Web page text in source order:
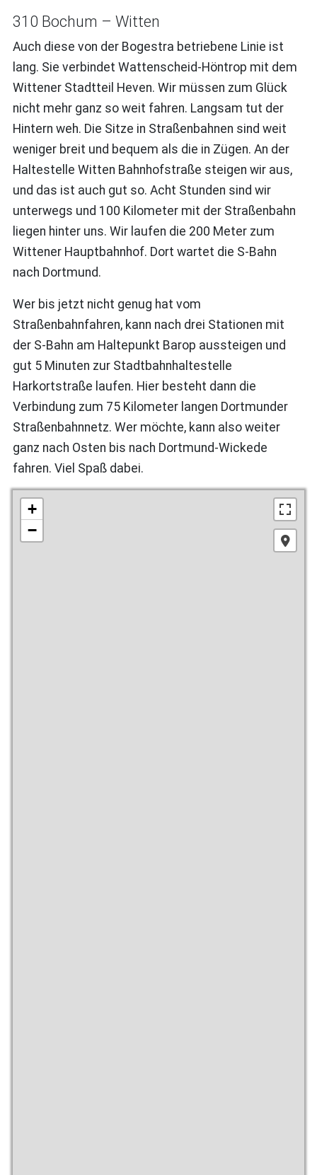
310 Bochum – Witten
Auch diese von der Bogestra betriebene Linie ist
lang. Sie verbindet Wattenscheid-Höntrop mit dem
Wittener Stadtteil Heven. Wir müssen zum Glück
nicht mehr ganz so weit fahren. Langsam tut der
Hintern weh. Die Sitze in Straßenbahnen sind weit
weniger breit und bequem als die in Zügen. An der
Haltestelle Witten Bahnhofstraße steigen wir aus,
und das ist auch gut so. Acht Stunden sind wir
unterwegs und 100 Kilometer mit der Straßenbahn
liegen hinter uns. Wir laufen die 200 Meter zum
Wittener Hauptbahnhof. Dort wartet die S-Bahn
nach Dortmund.
Wer bis jetzt nicht genug hat vom
Straßenbahnfahren, kann nach drei Stationen mit
der S‑Bahn am Haltepunkt Barop aussteigen und
gut 5 Minuten zur Stadtbahnhaltestelle
Harkortstraße laufen. Hier besteht dann die
Verbindung zum 75 Kilometer langen Dortmunder
Straßenbahnnetz. Wer möchte, kann also weiter
ganz nach Osten bis nach Dortmund-Wickede
fahren. Viel Spaß dabei.
+
−